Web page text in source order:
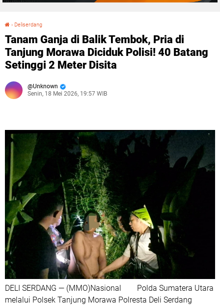
› Deliserdang
Tanam Ganja di Balik Tembok, Pria di
Tanjung Morawa Diciduk Polisi! 40 Batang
Setinggi 2 Meter Disita
Unknown
Senin, 18 Mei 2026, 19:57 WIB
DELI SERDANG — (MMO)Nasional Polda Sumatera Utara
melalui Polsek Tanjung Morawa Polresta Deli Serdang